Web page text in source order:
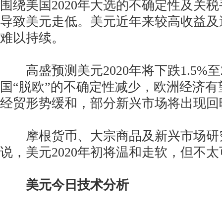
围绕美国2020年大选的不确定性及关
导致美元走低。美元近年来较高收益
难以持续。
高盛预测美元2020年将下跌1.5%至
国“脱欧”的不确定性减少，欧洲经济
经贸形势缓和，部分新兴市场将出现
摩根货币、大宗商品及新兴市场研
说，美元2020年初将温和走软，但不
美元今日技术分析